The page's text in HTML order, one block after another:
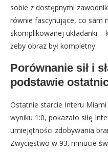
sobie z dostępnymi
równie fascynujące, co sam
skomplikowanej układanki
żeby obraz był kompletny.
Porównanie sił i
podstawie
Ostatnie starcie Interu
wyniku 1:0, pokazało siłę
umiejętności zdobywania
Zwycięstwo w 93. minucie